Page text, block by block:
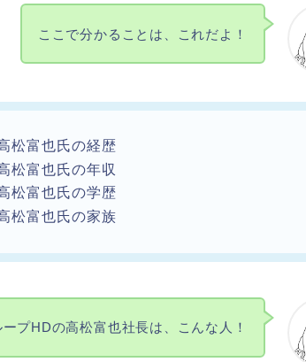
ここで分かることは、これだよ！
松富也氏の経歴
松富也氏の年収
松富也氏の学歴
松富也氏の家族
プHDの高松富也社長は、こんな人！